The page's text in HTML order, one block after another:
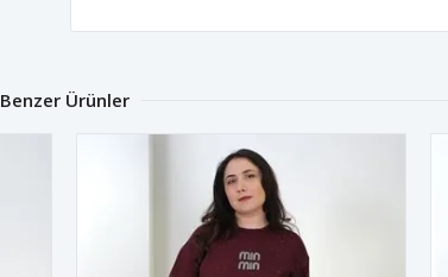
Benzer Ürünler